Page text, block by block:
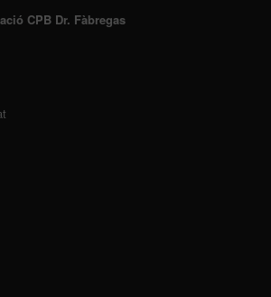
CPB Dr. Fàbregas